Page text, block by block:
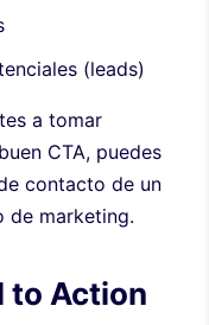
(leads)
a tomar
CTA, puedes
contacto de un
de marketing.
to Action